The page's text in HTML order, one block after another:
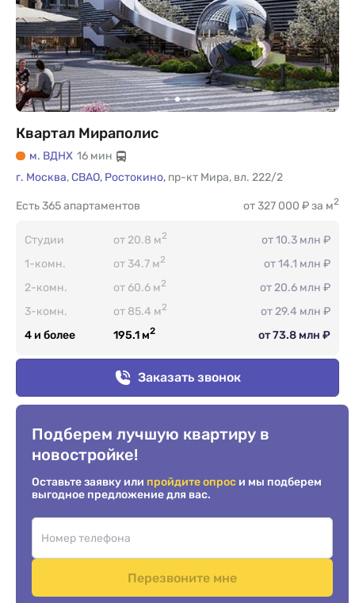
Квартал Мираполис
м. ВДНХ 16 мин
г. Москва,СВАО, Ростокино, пр-кт Мира, вл. 222/2
365 апартаментов
Есть от 327 000 ₽ за м2
Студии от 20.8 м2
от 10.3 млн ₽
1-комн.
от 34.7 м2
от 14.1 млн ₽
2-комн.
от 60.6 м2
от 20.6 млн ₽
3-комн.
от 85.4 м2
от 29.4 млн ₽
4 и более
195.1 м2 от 73.8 млн ₽
Заказать звонок
Подберем лучшую квартиру в
новостройке!
Оставьте заявку или пройдите опрос и мы подберем
выгодное предложение для вас.
Перезвоните мне